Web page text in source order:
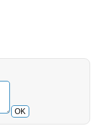
OK